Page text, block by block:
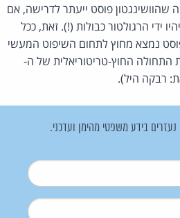
שהוושינגטון פוסט ייעתר לדרישה, אם
ידי הרגולטור כבולות (!). זאת, ככל
נמצא מחוץ לתחום השיפוט המעשי
התחולה החוץ-טריטוריאלית של ה-
רבקה היל).
בידע משפטי מהימן ועדכני.